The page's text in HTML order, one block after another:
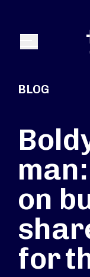
Menu
BLOG
on
for